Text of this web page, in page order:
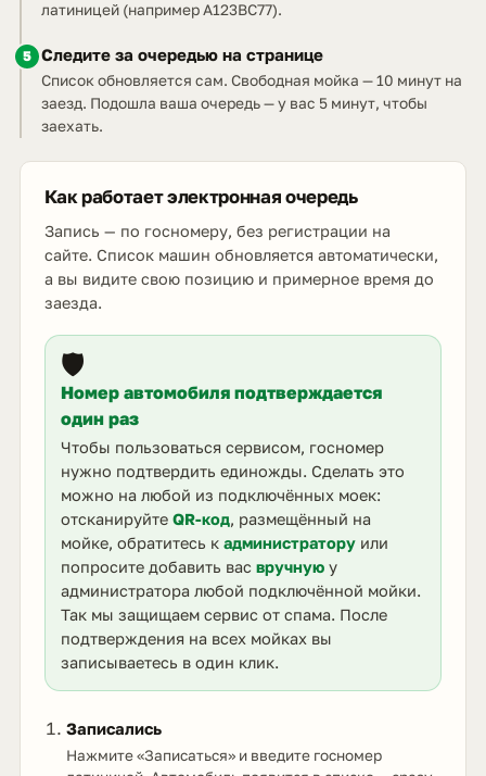
латиницей (например A123BC77).
5 Следите за очередью на странице
Список обновляется сам. Свободная мойка — 10 минут на
заезд. Подошла ваша очередь — у вас 5 минут, чтобы
заехать.
Как работает электронная очередь
Запись — по госномеру, без регистрации на
сайте. Список машин обновляется автоматически,
а вы видите свою позицию и примерное время до
заезда.
🛡️
Номер автомобиля подтверждается
один раз
Чтобы пользоваться сервисом, госномер
нужно подтвердить единожды. Сделать это
можно на любой из подключённых моек:
отсканируйте QR-код, размещённый на
мойке, обратитесь к администраторуили
попросите добавить вас вручнуюу
администратора любой подключённой мойки.
Так мы защищаем сервис от спама. После
подтверждения на всех мойках вы
записываетесь в один клик.
Записались
Нажмите «Записаться» и введите госномер